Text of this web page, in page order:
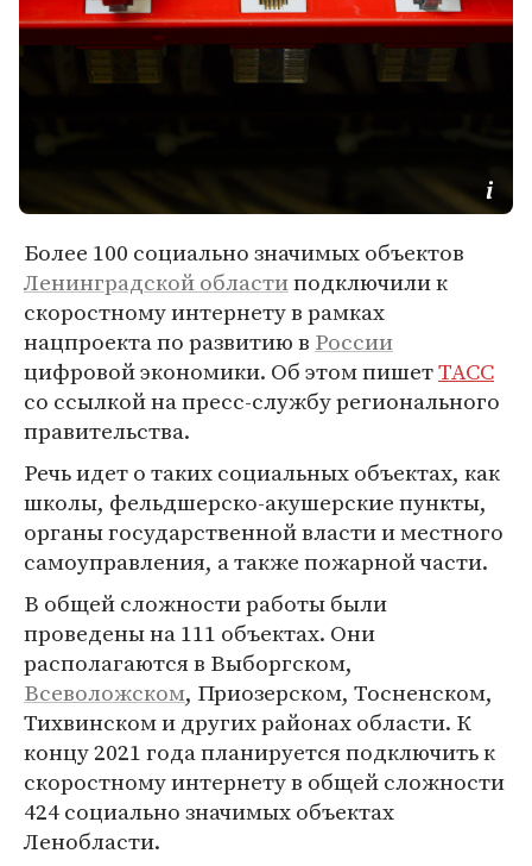
Более 100 социально значимых объектов
Ленинградской областиподключили к
скоростному интернету в рамках
нацпроекта по развитию в России
цифровой экономики. Об этом пишетТАСС
со ссылкой на пресс-службу регионального
правительства.
Речь идет о таких социальных объектах, как
школы, фельдшерско-акушерские пункты,
органы государственной власти и местного
самоуправления, а также пожарной части.
В общей сложности работы были
проведены на 111 объектах. Они
располагаются в Выборгском,
Всеволожском, Приозерском, Тосненском,
Тихвинском и других районах области. К
концу 2021 года планируется подключить к
скоростному интернету в общей сложности
424 социально значимых объектах
Ленобласти.